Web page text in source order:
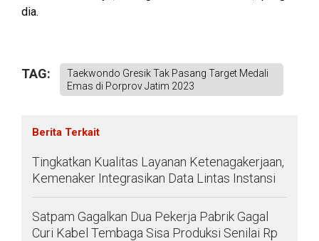
dia.
TAG:
Taekwondo Gresik Tak Pasang Target Medali
Emas di Porprov Jatim 2023
Berita Terkait
Tingkatkan Kualitas Layanan Ketenagakerjaan,
Kemenaker Integrasikan Data Lintas Instansi
Satpam Gagalkan Dua Pekerja Pabrik Gagal
Curi Kabel Tembaga Sisa Produksi Senilai Rp